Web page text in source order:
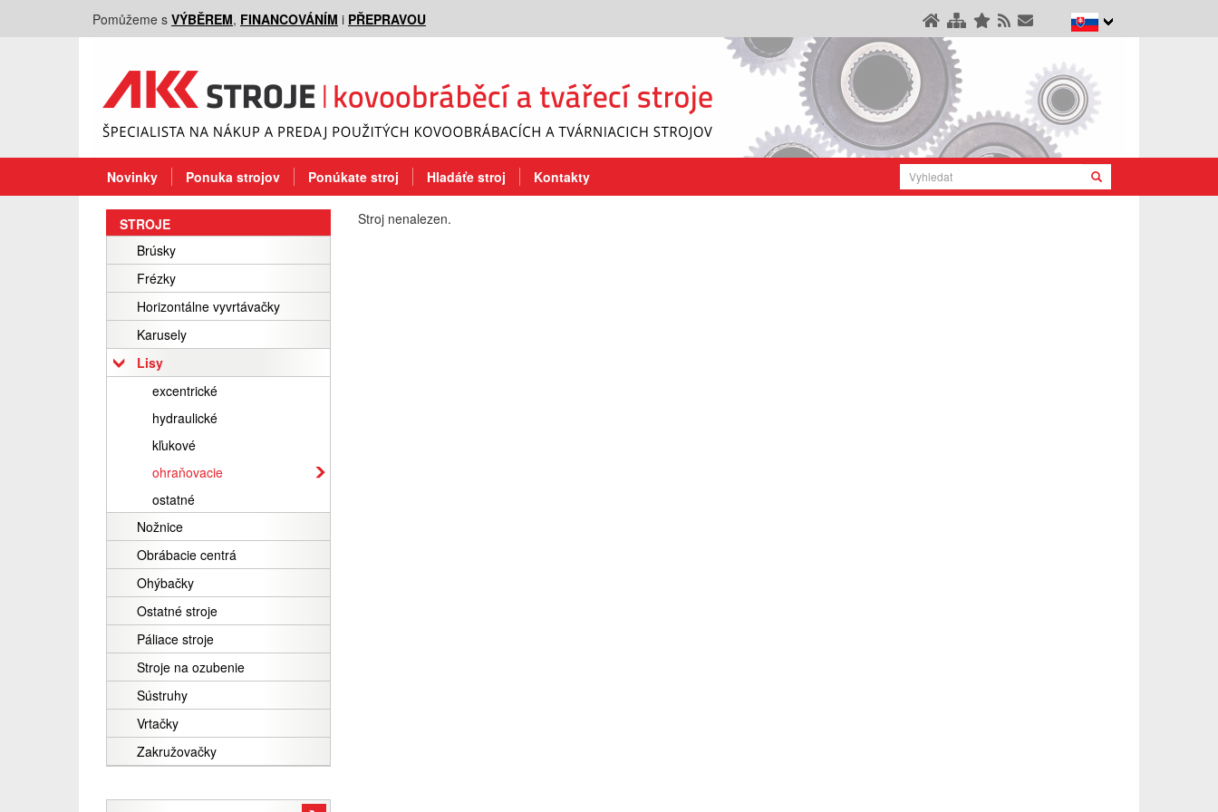
Pomůžeme s VÝBĚREM, FINANCOVÁNÍM i PŘEPRAVOU
Novinky Ponuka strojov Ponúkate stroj Hladáťe stroj Kontakty
STROJE
Brúsky
Frézky
Horizontálne vyvrtávačky
Karusely
Lisy
excentrické
hydraulické
kľukové
ohraňovacie
ostatné
Nožnice
Obrábacie centrá
Ohýbačky
Ostatné stroje
Páliace stroje
Stroje na ozubenie
Sústruhy
Vrtačky
Zakružovačky
Stroj nenalezen.